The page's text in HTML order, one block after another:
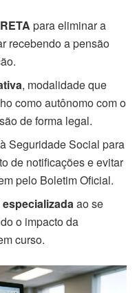
para eliminar a
recebendo a pensão
, modalidade que
como autônomo com o
de forma legal.
Seguridade Social para
de notificações e evitar
pelo Boletim Oficial.
ao se
o impacto da
curso.